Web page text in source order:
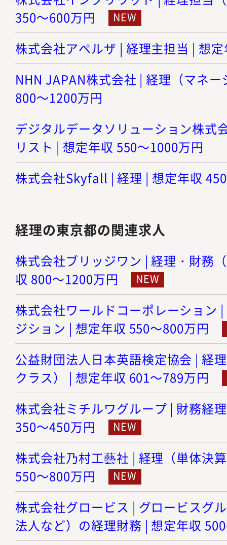
350～600万円
株式会社アペルザ | 経理主担当 | 想
NHN JAPAN株式会社 | 経理（マネ
800～1200万円
デジタルデータソリューション株式
リスト | 想定年収 550～1000万円
株式会社Skyfall | 経理 | 想定年収
経理の東京都の関連求人
株式会社ブリッジワン | 経理・財務
収 800～1200万円
株式会社ワールドコーポレーション
ジション | 想定年収 550～800万円
公益財団法人日本英語検定協会 | 経
クラス） | 想定年収 601～789万円
株式会社ミチルワグループ | 財務経
350～450万円
株式会社乃村工藝社 | 経理（単体決
550～800万円
株式会社グロービス | グロービスグ
法人など）の経理財務 | 想定年収